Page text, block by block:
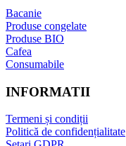
Bacanie
Produse congelate
Produse BIO
Cafea
Consumabile
INFORMATII
Termeni și condiții
Politică de confidențialitate